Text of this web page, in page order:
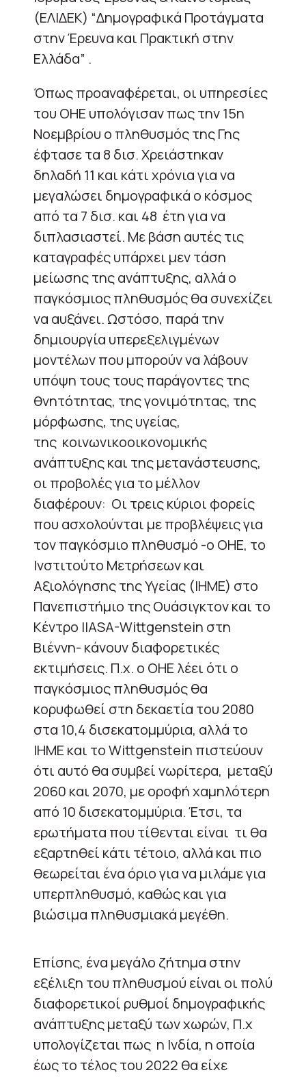
(ΕΛΙΔΕΚ) “Δημογραφικά Προτάγματα
στην Έρευνα και Πρακτική στην
Ελλάδα” .
Όπως προαναφέρεται, οι υπηρεσίες
τoυ OHE υπολόγισαν πως την 15η
Νοεμβρίου ο πληθυσμός της Γης
έφτασε τα 8 δισ. Χρειάστηκαν
δηλαδή 11 και κάτι χρόνια για να
μεγαλώσει δημογραφικά ο κόσμος
από τα 7 δισ. και 48 έτη για να
διπλασιαστεί. Με βάση αυτές τις
καταγραφές υπάρχει μεν τάση
μείωσης της ανάπτυξης, αλλά ο
παγκόσμιος πληθυσμός θα συνεχίζει
να αυξάνει. Ωστόσο, παρά την
δημιουργία υπερεξελιγμένων
μοντέλων που μπορούν να λάβουν
υπόψη τους τους παράγοντες της
θνητότητας, της γονιμότητας, της
μόρφωσης, της υγείας,
της κοινωνικοοικονομικής
ανάπτυξης και της μετανάστευσης,
οι προβολές για το μέλλον
διαφέρουν: Οι τρεις κύριοι φορείς
που ασχολούνται με προβλέψεις για
τον παγκόσμιο πληθυσμό -ο ΟΗΕ, το
Ινστιτούτο Μετρήσεων και
Αξιολόγησης της Υγείας (IHME) στο
Πανεπιστήμιο της Ουάσιγκτον και το
Κέντρο IIASA-Wittgenstein στη
Βιέννη- κάνουν διαφορετικές
εκτιμήσεις. Π.χ. ο ΟΗΕ λέει ότι ο
παγκόσμιος πληθυσμός θα
κορυφωθεί στη δεκαετία του 2080
στα 10,4 δισεκατομμύρια, αλλά το
IHME και το Wittgenstein πιστεύουν
ότι αυτό θα συμβεί νωρίτερα, μεταξύ
2060 και 2070, με οροφή χαμηλότερη
από 10 δισεκατομμύρια. Έτσι, τα
ερωτήματα που τίθενται είναι τι θα
εξαρτηθεί κάτι τέτοιο, αλλά και πιο
θεωρείται ένα όριο για να μιλάμε για
υπερπληθυσμό, καθώς και για
βιώσιμα πληθυσμιακά μεγέθη.
Επίσης, ένα μεγάλο ζήτημα στην
εξέλιξη του πληθυσμού είναι οι πολύ
διαφορετικοί ρυθμοί δημογραφικής
ανάπτυξης μεταξύ των χωρών, Π.χ
υπολογίζεται πως η Ινδία, η οποία
έως το τέλος του 2022 θα είχε